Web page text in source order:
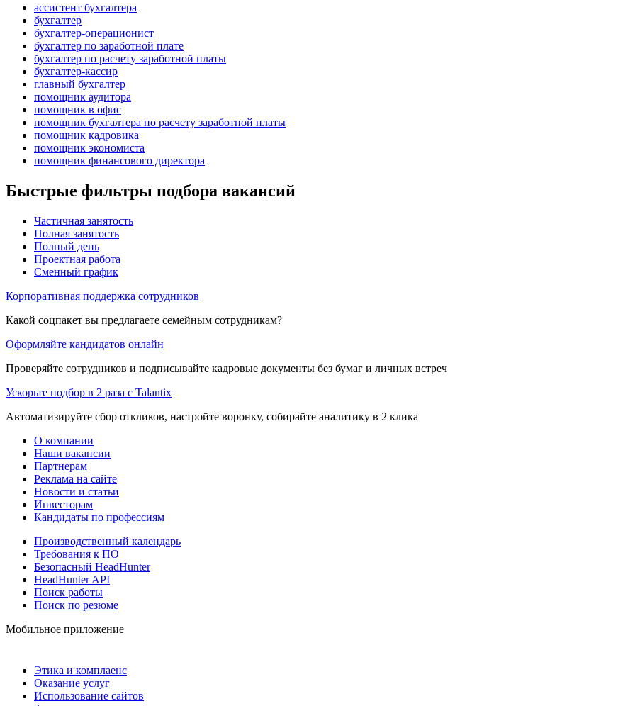
ассистент бухгалтера
бухгалтер
бухгалтер-операционист
бухгалтер по заработной плате
бухгалтер по расчету заработной платы
бухгалтер-кассир
главный бухгалтер
помощник аудитора
помощник в офис
помощник бухгалтера по расчету заработной платы
помощник кадровика
помощник экономиста
помощник финансового директора
Быстрые фильтры подбора вакансий
Частичная занятость
Полная занятость
Полный день
Проектная работа
Сменный график
Корпоративная поддержка сотрудников
Какой соцпакет вы предлагаете семейным сотрудникам?
Оформляйте кандидатов онлайн
Проверяйте сотрудников и подписывайте кадровые документы без бумаг и личных встреч
Ускорьте подбор в 2 раза с Talantix
Автоматизируйте сбор откликов, настройте воронку, собирайте аналитику в 2 клика
О компании
Наши вакансии
Партнерам
Реклама на сайте
Новости и статьи
Инвесторам
Кандидаты по профессиям
Производственный календарь
Требования к ПО
Безопасный HeadHunter
HeadHunter API
Поиск работы
Поиск по резюме
Мобильное приложение
Этика и комплаенс
Оказание услуг
Использование сайтов